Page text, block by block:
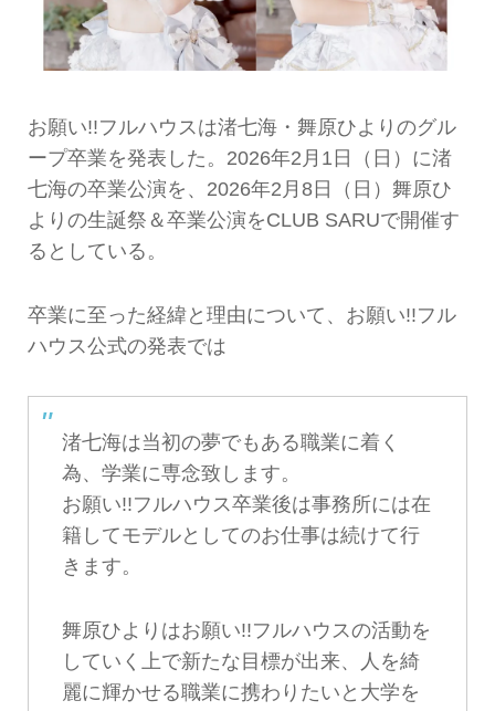
お願い!!フルハウスは渚七海・舞原ひよりのグル
ープ卒業を発表した。2026年2月1日（日）に渚
七海の卒業公演を、2026年2月8日（日）舞原ひ
よりの生誕祭＆卒業公演をCLUB SARUで開催す
るとしている。
卒業に至った経緯と理由について、お願い!!フル
ハウス公式の発表では
渚七海は当初の夢でもある職業に着く
為、学業に専念致します。
お願い!!フルハウス卒業後は事務所には在
籍してモデルとしてのお仕事は続けて行
きます。
舞原ひよりはお願い!!フルハウスの活動を
していく上で新たな目標が出来、人を綺
麗に輝かせる職業に携わりたいと大学を